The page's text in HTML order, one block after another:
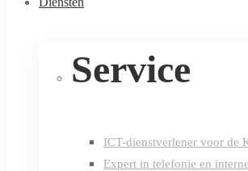
Service
ICT-dienstverlener voor de
Expert in telefonie en